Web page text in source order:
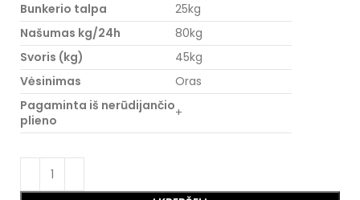
Bunkerio talpa
25kg
Našumas kg/24h
80kg
Svoris (kg)
45kg
Vėsinimas
Oras
Pagaminta iš nerūdijančio
plieno
+